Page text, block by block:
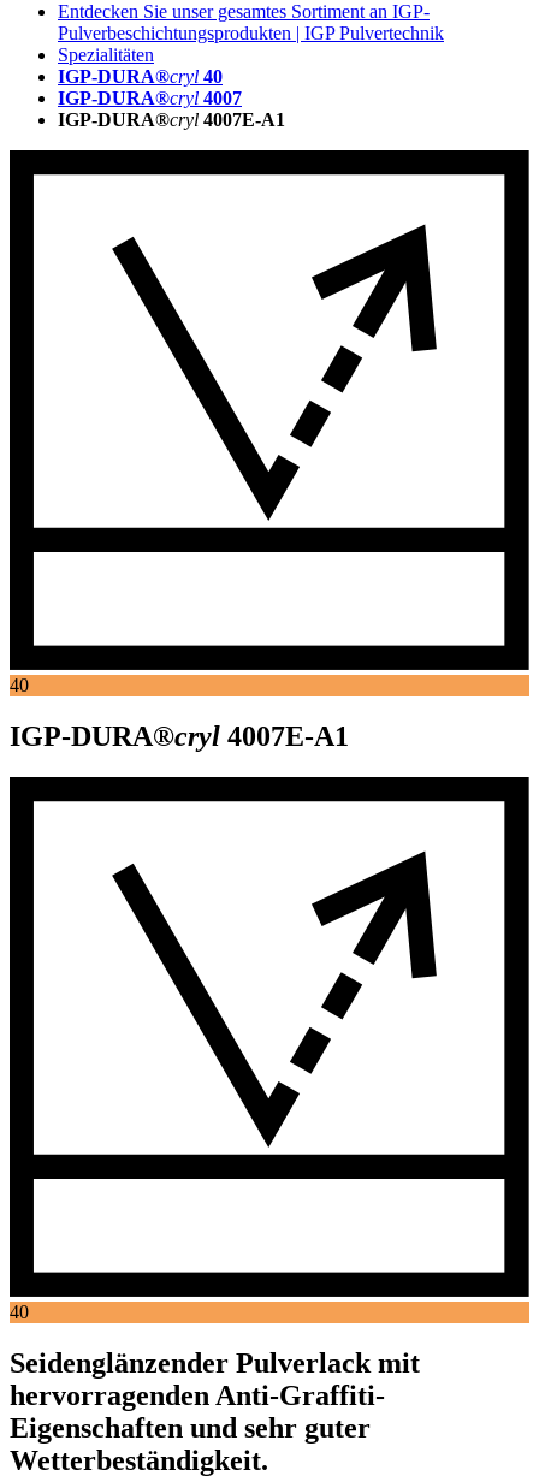
Entdecken Sie unser gesamtes Sortiment an IGP-
Pulverbeschichtungsprodukten | IGP Pulvertechnik
Spezialitäten
IGP-DURA®cryl 40
IGP-DURA®cryl 4007
IGP-DURA®cryl 4007E-A1
40
IGP-DURA®cryl 4007E-A1
40
Seidenglänzender Pulverlack mit
hervorragenden Anti-Graffiti-
Eigenschaften und sehr guter
Wetterbeständigkeit.